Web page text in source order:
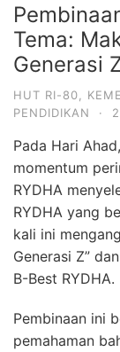
Tema:
Generasi
HUT RI-80
PENDIDIKAN
·
Pada Hari
momentum
RYDHA
RYDHA yang
kali ini
Generasi Z”
B-Best RYDHA.
Pembinaan ini
pemahaman